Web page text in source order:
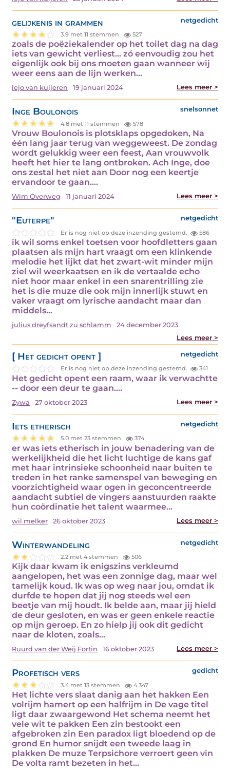
gelijkenis in grammen netgedicht
3.9 met 11 stemmen 527
zoals de poëziekalender op het toilet dag na dag
iets van gewicht verliest... zó eenvoudig zou het
eigenlijk ook bij ons moeten gaan wanneer wij
weer eens aan de lijn werken…
lejo van kuijeren 19 januari 2024 Lees meer >
Inge Boulonois snelsonnet
4.8 met 11 stemmen 578
Vrouw Boulonois is plotsklaps opgedoken, Na
één lang jaar terug van weggeweest. De zondag
wordt gelukkig weer een feest, Aan vrouwvolk
heeft het hier te lang ontbroken. Ach Inge, doe
ons zestal het niet aan Door nog een keertje
ervandoor te gaan.…
Wim Overweg 11 januari 2024 Lees meer >
"Euterpe" netgedicht
Er is nog niet op deze inzending gestemd. 586
ik wil soms enkel toetsen voor hoofdletters gaan
plaatsen als mijn hart vraagt om een klinkende
melodie het lijkt dat het zwart-wit minder mijn
ziel wil weerkaatsen en ik de vertaalde echo
niet hoor maar enkel in een snarentrilling zie
het is die muze die ook mijn innerlijk stuwt en
vaker vraagt om lyrische aandacht maar dan
middels…
julius dreyfsandt zu schlamm
24 december 2023
Lees meer >
[ Het gedicht opent ] netgedicht
Er is nog niet op deze inzending gestemd. 341
Het gedicht opent een raam, waar ik verwachtte
-- door een deur te gaan.…
Zywa 27 oktober 2023 Lees meer >
Iets etherisch netgedicht
5.0 met 23 stemmen 374
er was iets etherisch in jouw benadering van de
werkelijkheid die het licht luchtige de kans gaf
met haar intrinsieke schoonheid naar buiten te
treden in het ranke samenspel van beweging en
voorzichtigheid waar ogen in geconcentreerde
aandacht subtiel de vingers aanstuurden raakte
hun coördinatie het talent waarmee…
wil melker 26 oktober 2023 Lees meer >
Winterwandeling netgedicht
2.2 met 4 stemmen 506
Kijk daar kwam ik enigszins verkleumd
aangelopen, het was een zonnige dag, maar wel
tamelijk koud. Ik was op weg naar jou, omdat ik
durfde te hopen dat jij nog steeds wel een
beetje van mij houdt. Ik belde aan, maar jij hield
de deur gesloten, en was er geen enkele reactie
op mijn geroep. En zo hielp jij ook dit gedicht
naar de kloten, zoals…
Ruurd van der Weij Fortin 16 oktober 2023 Lees meer >
Profetisch vers gedicht
3.4 met 13 stemmen 4.347
Het lichte vers slaat danig aan het hakken Een
volrijm hamert op een halfrijm in De vage titel
ligt daar zwaargewond Het schema neemt het
vele wit te pakken Een zin bestookt een
afgebroken zin Een paradox ligt bloedend op de
grond En humor snijdt een tweede laag in
plakken De muze Terpsichore verroert geen vin
De volta ramt bezeten in het…